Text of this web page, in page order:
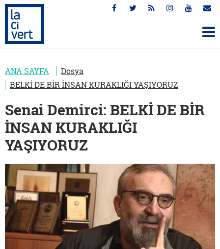
ANA SAYFA
Dosya
BELKİ DE BİR İNSAN KURAKLIĞI YAŞIYORUZ
Senai Demirci: BELKİ DE BİR
İNSAN KURAKLIĞI
YAŞIYORUZ